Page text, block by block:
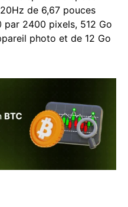
de 6,67 pouces
par 2400 pixels, 512 Go
photo et de 12 Go